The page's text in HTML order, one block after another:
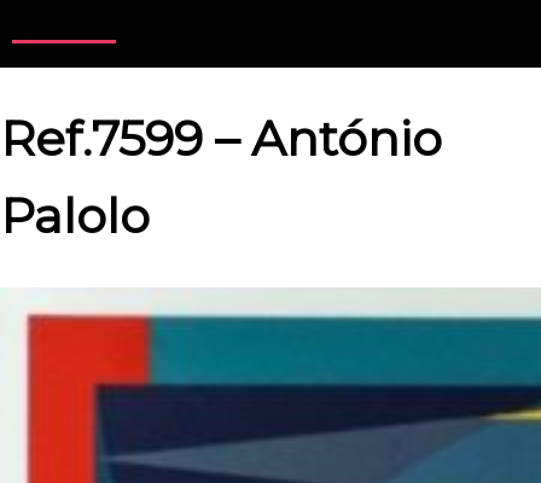
Ref.7599 – António
Palolo